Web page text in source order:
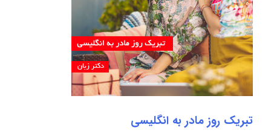
تبریک روز مادر به انگلیسی